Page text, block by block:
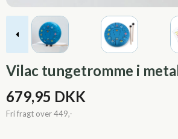
Vilac tungetromme i
679,95 DKK